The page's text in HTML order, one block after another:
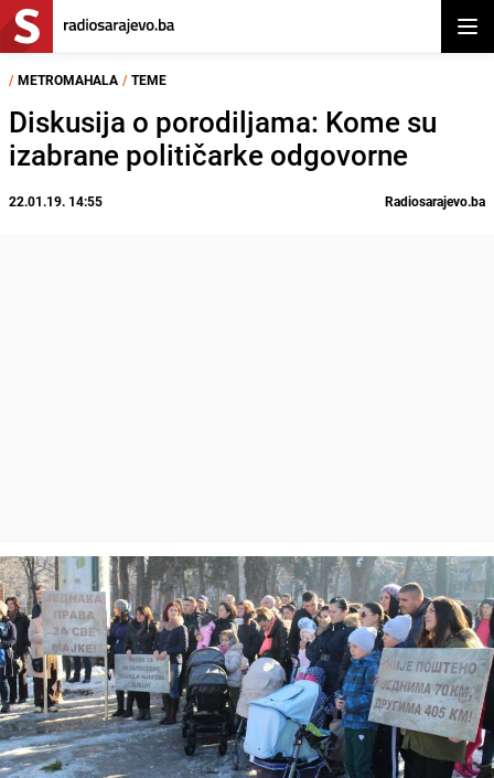
/ METROMAHALA / TEME
Diskusija o porodiljama: Kome su
izabrane političarke odgovorne
22.01.19. 14:55 Radiosarajevo.ba